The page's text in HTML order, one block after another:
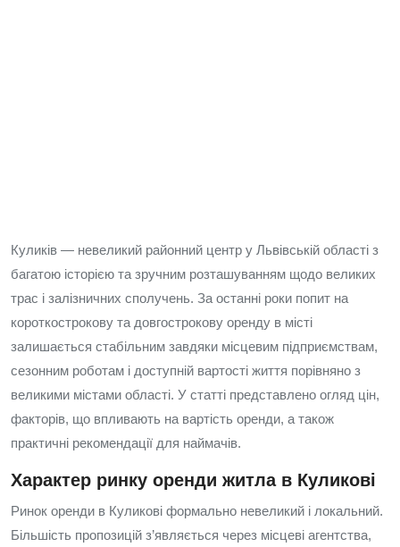
Куликів — невеликий районний центр у Львівській області з
багатою історією та зручним розташуванням щодо великих
трас і залізничних сполучень. За останні роки попит на
короткострокову та довгострокову оренду в місті
залишається стабільним завдяки місцевим підприємствам,
сезонним роботам і доступній вартості життя порівняно з
великими містами області. У статті представлено огляд цін,
факторів, що впливають на вартість оренди, а також
практичні рекомендації для наймачів.
Характер ринку оренди житла в Куликові
Ринок оренди в Куликові формально невеликий і локальний.
Більшість пропозицій з’являється через місцеві агентства,